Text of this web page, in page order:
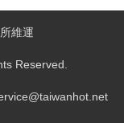
維運
Reserved.